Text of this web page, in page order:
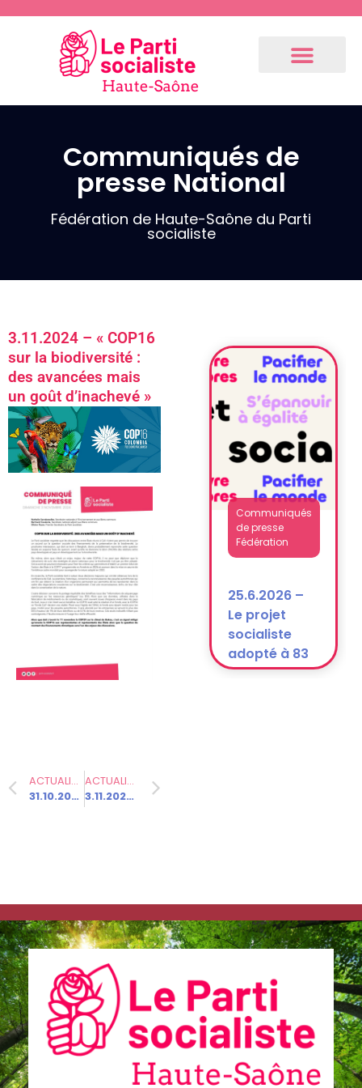
Communiqués de
presse National
Fédération de Haute-Saône du Parti
socialiste
3.11.2024 – « COP16
sur la biodiversité :
des avancées mais
un goût d’inachevé »
ACTUALITÉ PRÉCÉDENTE
31.10.2024 – Trêve hivernale : les socialistes en première ligne pour lutter contre le mal-logement
ACTUALITÉ SUIVANTE
3.11.2024 – Inondations dramatiques : sortir enfin du déni climatique
Communiqués
de presse
du Bureau
National
après la
dissolution)
Communiqués
de presse
Fédération
25.6.2026 –
Le projet
socialiste
adopté à 83
% !
6.3.2026 –
municipales
à Gray –
Communiqué
de
presse/déme
nti suite